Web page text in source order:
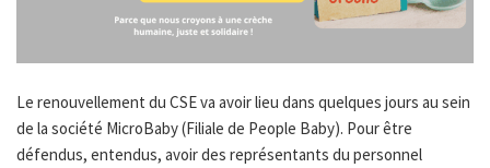
Le renouvellement du CSE va avoir lieu dans quelques jours au sein
de la société MicroBaby (Filiale de People Baby). Pour être
défendus, entendus, avoir des représentants du personnel